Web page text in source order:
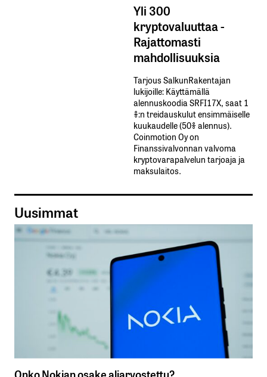
Yli 300
kryptovaluuttaa -
Rajattomasti
mahdollisuuksia
Tarjous SalkunRakentajan
lukijoille: Käyttämällä​ ​
alennuskoodia​ ​SRFI17X,​ ​saat​ ​1
%:n treidauskulut​ ​ensimmäiselle​ ​
kuukaudelle​ ​(50%​ ​alennus).
Coinmotion Oy on
Finanssivalvonnan valvoma
kryptovarapalvelun tarjoaja ja
maksulaitos.
Uusimmat
Onko Nokian osake aliarvostettu?